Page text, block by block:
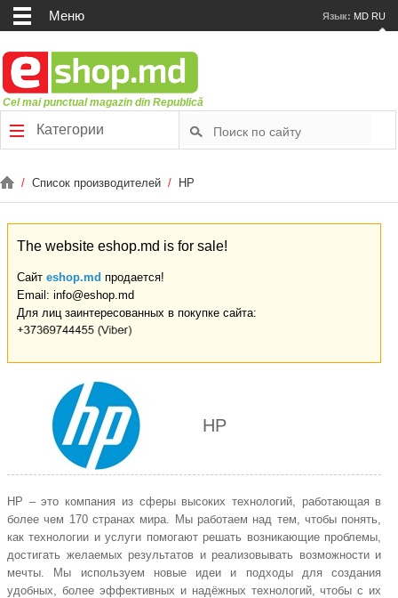
Меню Язык: MD RU
Cel mai punctual magazin din Republică
Категории
/ Список производителей / HP
The website eshop.md is for sale!
Сайт eshop.md продается!
Email: info@eshop.md
Для лиц заинтересованных в покупке сайта:
HP
НР – это компания из сферы высоких технологий, работающая в
более чем 170 странах мира. Мы работаем над тем, чтобы понять,
как технологии и услуги помогают решать возникающие проблемы,
достигать желаемых результатов и реализовывать возможности и
мечты. Мы используем новые идеи и подходы для создания
удобных, более эффективных и надёжных технологий, чтобы с их